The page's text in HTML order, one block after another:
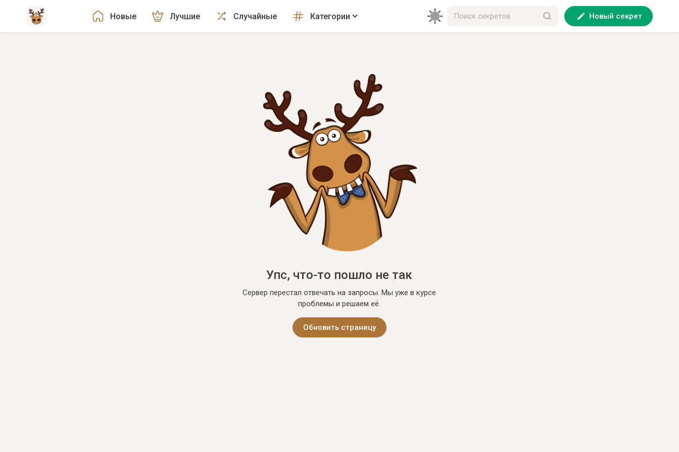
Новые Лучшие Случайные Категории Новый секрет
Упс, что-то пошло не так
Сервер перестал отвечать на запросы. Мы уже в курсе
проблемы и решаем её.
Обновить страницу